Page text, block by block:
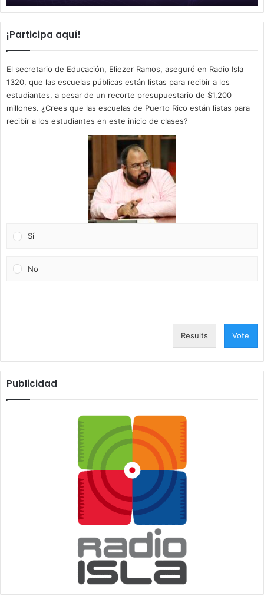
¡Participa aquí!
El secretario de Educación, Eliezer Ramos, aseguró en Radio Isla
1320, que las escuelas públicas están listas para recibir a los
estudiantes, a pesar de un recorte presupuestario de $1,200
millones. ¿Crees que las escuelas de Puerto Rico están listas para
recibir a los estudiantes en este inicio de clases?
Sí
No
Results Vote
Publicidad